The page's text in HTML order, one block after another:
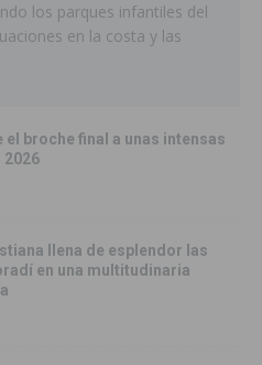
los parques infantiles del
en la costa y las
broche final a unas intensas
2026
llena de esplendor las
en una multitudinaria